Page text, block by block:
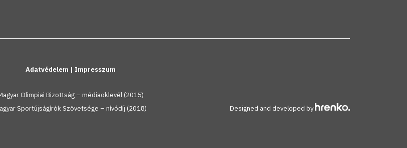
Adatvédelem | Impresszum
Olimpiai Bizottság – médiaoklevél (2015)
Sportújságírók Szövetsége – nívódíj (2018)
Designed and developed by